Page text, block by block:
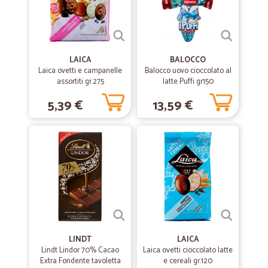
Consegna veloce buon prodotto igenizzante lava mani
—
Tempi e qualità perfetti.
Veloci il volto del cane stampato sul pacco delle crocchette diverso
da quelle ordinate, ma le crocchette sono piccole ,uguali,come le
volevo. Perfetto.
—Carlo M.
Negozio on line dove si può trovare di tutto .Tempo di spedizione
—Stefano M.
Ottimo tutto
LAICA
Laica ovetti e campanelle
assortiti gr.275
5,39 €
BALOCCO
Balocco uovo cioccolato al
latte Puffi gr150
13,59 €
LINDT
Lindt Lindor 70% Cacao
Extra Fondente tavoletta
LAICA
Laica ovetti cioccolato latte
e cereali gr.120